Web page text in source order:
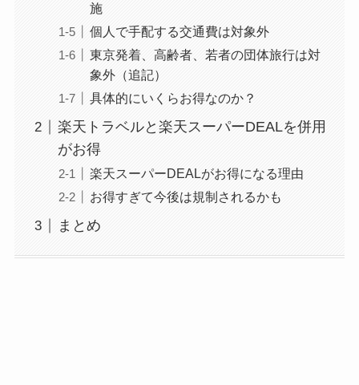
施
個人で手配する交通費は対象外
東京発着、高齢者、若者の団体旅行は対
象外（追記）
具体的にいくらお得なのか？
楽天トラベルと楽天スーパーDEALを併用
がお得
楽天スーパーDEALがお得になる理由
お得すぎて今後は規制されるかも
まとめ